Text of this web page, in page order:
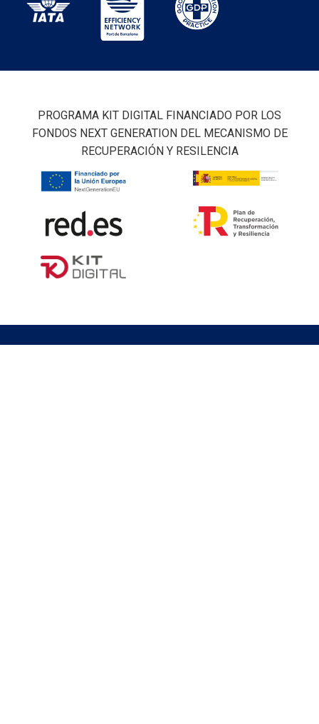
PROGRAMA KIT DIGITAL FINANCIADO POR LOS
FONDOS NEXT GENERATION DEL MECANISMO DE
RECUPERACIÓN Y RESILENCIA